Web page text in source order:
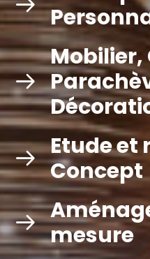
Mobilier,
Etude et
Concept
mesure